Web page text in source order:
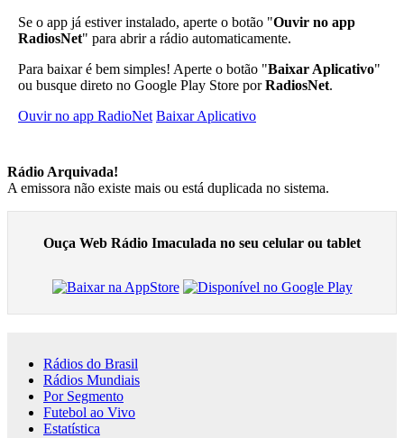
Se o app já estiver instalado, aperte o botão "Ouvir no app
RadiosNet" para abrir a rádio automaticamente.
Para baixar é bem simples! Aperte o botão "Baixar Aplicativo"
ou busque direto no Google Play Store porRadiosNet.
Ouvir no app RadioNet Baixar Aplicativo
Rádio Arquivada!
A emissora não existe mais ou está duplicada no sistema.
Ouça Web Rádio Imaculada no seu celular ou tablet
Rádios do Brasil
Rádios Mundiais
Por Segmento
Futebol ao Vivo
Estatística